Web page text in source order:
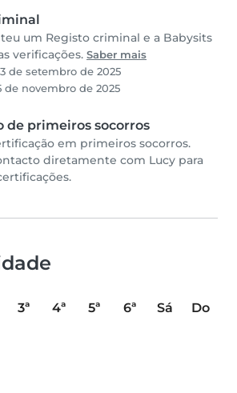
um Registo criminal e a Babysits
verificações. Saber mais
de setembro de 2025
de novembro de 2025
de primeiros socorros
em primeiros socorros.
diretamente com Lucy para
3ª 4ª 5ª 6ª Sá
Do